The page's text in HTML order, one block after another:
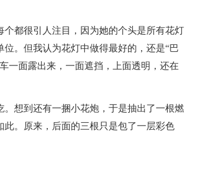
都很引人注目，因为她的个头是所有花灯
。但我认为花灯中做得最好的，还是“巴
一面露出来，一面遮挡，上面透明，还在
想到还有一捆小花炮，于是抽出了一根燃
。原来，后面的三根只是包了一层彩色